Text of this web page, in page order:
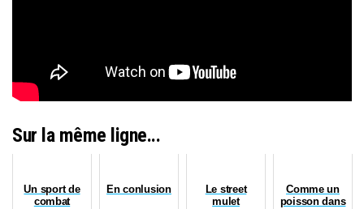
Sur la même ligne...
Un sport de
combat
En conlusion
Le street
mulet
Comme un
poisson dans